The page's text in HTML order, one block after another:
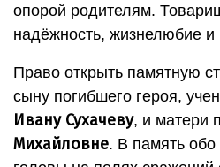
опорой родителям.
надёжность, жизнелюбие и
Право открыть памятную
сыну погибшего героя,
Ивану Сухачеву, и матери
Михайловне. В память обо